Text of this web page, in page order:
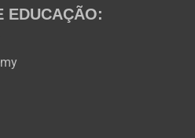
EDUCAÇÃO: